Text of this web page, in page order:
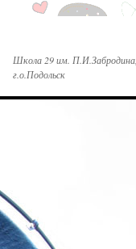
Школа 29 им. П.И.Забродина,
г.о.Подольск